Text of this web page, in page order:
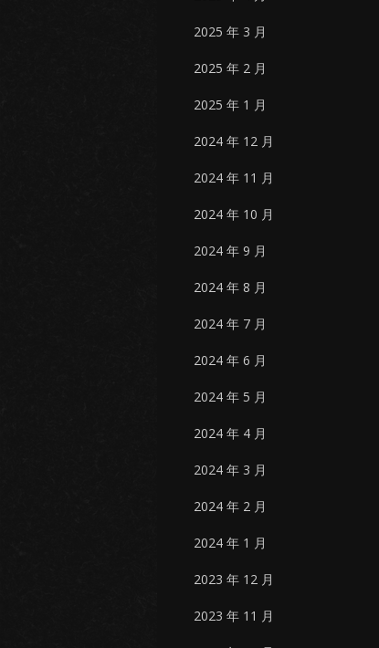
2025 年 3 月
2025 年 2 月
2025 年 1 月
2024 年 12 月
2024 年 11 月
2024 年 10 月
2024 年 9 月
2024 年 8 月
2024 年 7 月
2024 年 6 月
2024 年 5 月
2024 年 4 月
2024 年 3 月
2024 年 2 月
2024 年 1 月
2023 年 12 月
2023 年 11 月